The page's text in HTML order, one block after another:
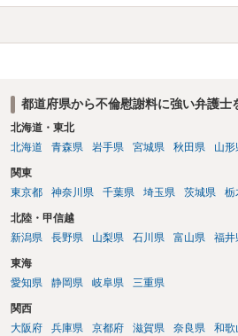
能です。質問７は不貞行為の写真データ（
のであれば十分かと思います。ご参考にして
都道府県から不倫慰謝料に強い弁護士
北海道・東北
北海道
青森県 岩手県 宮城県 秋田県 山形
関東
東京都
神奈川県 千葉県 埼玉県 茨城県 栃
北陸・甲信越
新潟県
長野県 山梨県 石川県 富山県 福井
東海
愛知県
静岡県 岐阜県 三重県
関西
大阪府
兵庫県 京都府 滋賀県 奈良県 和歌